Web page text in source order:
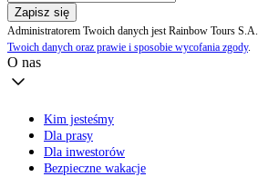
Zapisz się
Administratorem Twoich danych jest Rainbow Tours S.A.
Twoich danych oraz prawie i sposobie wycofania zgody.
O nas
Kim jesteśmy
Dla prasy
Dla inwestorów
Bezpieczne wakacje